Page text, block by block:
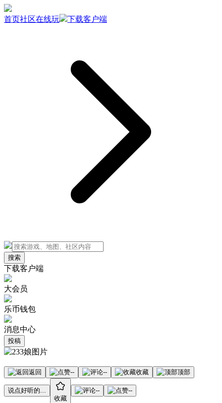
首页社区在线玩 下载客户端
搜索
下载客户端
大会员
乐币钱包
消息中心
投稿
返回 -- -- 收藏 顶部
说点好听的...
收藏
-- --